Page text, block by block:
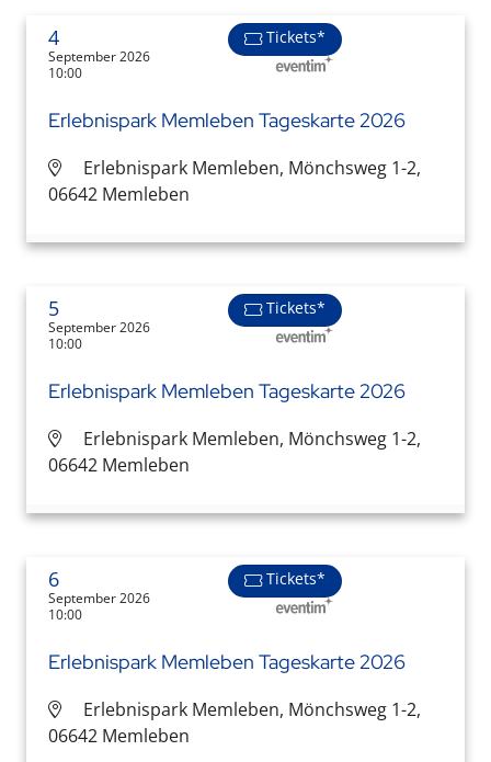
4
September 2026
10:00
Tickets*
Erlebnispark Memleben Tageskarte 2026
Erlebnispark Memleben, Mönchsweg 1-2,
06642 Memleben
5
September 2026
10:00
Tickets*
Erlebnispark Memleben Tageskarte 2026
Erlebnispark Memleben, Mönchsweg 1-2,
06642 Memleben
6
September 2026
10:00
Tickets*
Erlebnispark Memleben Tageskarte 2026
Erlebnispark Memleben, Mönchsweg 1-2,
06642 Memleben